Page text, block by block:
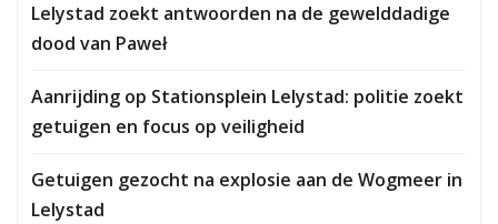
Lelystad zoekt antwoorden na de gewelddadige
dood van Paweł
Aanrijding op Stationsplein Lelystad: politie zoekt
getuigen en focus op veiligheid
Getuigen gezocht na explosie aan de Wogmeer in
Lelystad